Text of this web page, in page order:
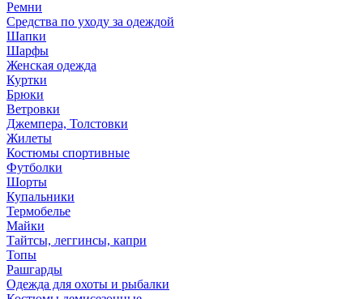
Ремни
Средства по уходу за одеждой
Шапки
Шарфы
Женская одежда
Куртки
Брюки
Ветровки
Джемпера, Толстовки
Жилеты
Костюмы спортивные
Футболки
Шорты
Купальники
Термобелье
Майки
Тайтсы, леггинсы, капри
Топы
Рашгарды
Одежда для охоты и рыбалки